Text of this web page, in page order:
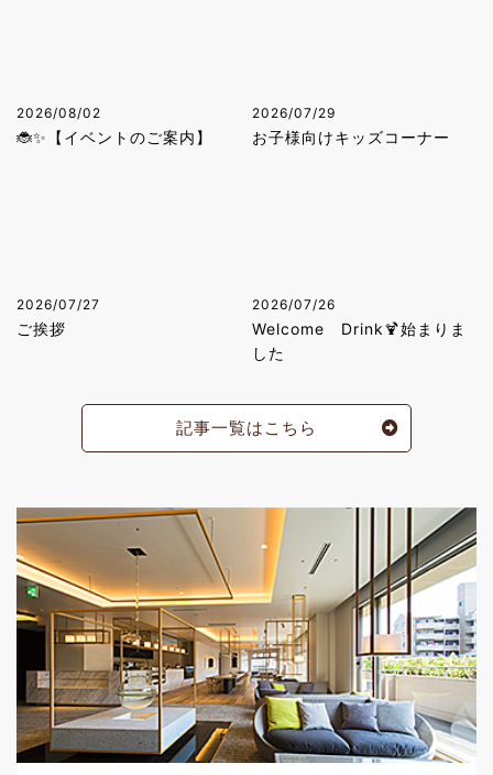
2026/08/02
🐞✨【イベントのご案内】
2026/07/29
お子様向けキッズコーナー
2026/07/27
ご挨拶
2026/07/26
Welcome Drink🍹始まりま
した
記事一覧はこちら